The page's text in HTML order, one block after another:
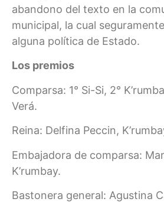
abandono del texto en la
municipal, la cual
alguna política de Estado.
Los premios
Comparsa: 1° Si-Si, 2°
Verá.
Reina: Delfina Peccin,
Embajadora de comparsa:
K’rumbay.
Bastonera general: Agustina